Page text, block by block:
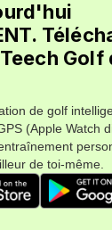
Golf
de golf
(Apple Watch
de toi-même.